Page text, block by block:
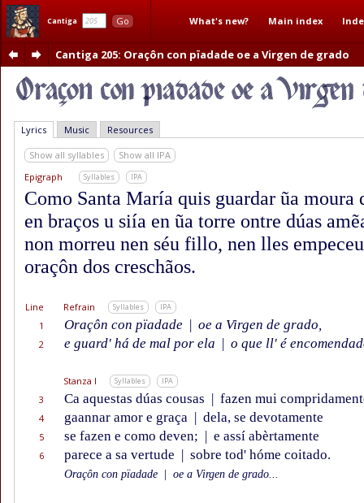
Cantiga Go What's new? Main index
Cantiga 205: Oraçôn con pïadade oe a Virgen de grado
Lyrics Music Resources
Show all syllables
Show all IPA
Epigraph
Syllables IPA
Como Santa María quis guardar ũa
en braços u siía en ũa torre ontre dúas
non morreu nen séu fillo, nen lles
oraçôn dos creschãos.
Line Refrain Syllables IPA
1 Oraçôn con pïadade | oe a Virgen de grado,
2 e guard' há de mal por ela | o que ll' é
Stanza I Syllables IPA
3 Ca aquestas dúas cousas | fazen mui
4 gaannar amor e graça | dela, se devotamente
5 se fazen e como deven; | e assí abèrtamente
6 parece a sa vertude | sobre tod' hóme coitado.
Oraçôn con pïadade oe a Virgen de grado...